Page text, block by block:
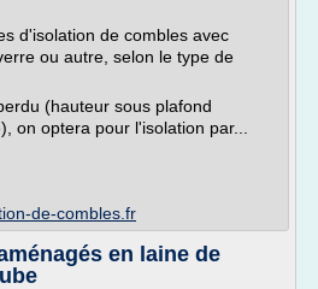
d'isolation de combles avec
ou autre, selon le type de
(hauteur sous plafond
on optera pour l'isolation par...
de-combles.fr
en laine de